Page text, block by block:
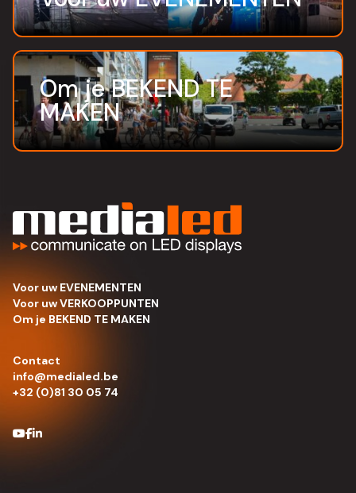
Om je BEKEND TE
MAKEN
Voor uw EVENEMENTEN
Voor uw VERKOOPPUNTEN
Om je BEKEND TE MAKEN
Contact
info@medialed.be
+32 (0)81 30 05 74